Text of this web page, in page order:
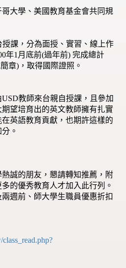
大學、美國教育基金會共同規
授課，分為面授、實習、線上作
年1 月底前(過年前) 完成總計
章)，取得國際證照。
USD教師來台親自授課，且參加
期望培育出的英文教師擁有扎實
在英語教育貢獻，也期許這樣的
。
誠的朋友， 懇請轉知推薦，附
的優秀教育人才加入此行列。
週前、師大學生職員優惠折扣